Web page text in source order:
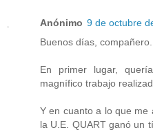
Anónimo 9 de octubre
Buenos días, compañero.
En primer lugar,
magnífico trabajo
Y en cuanto a lo que me
la U.E. QUART ganó un